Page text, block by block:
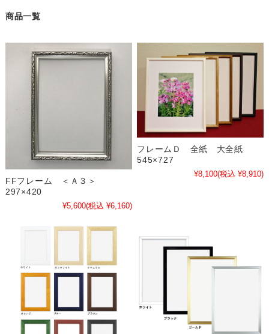
商品一覧
FFフレーム ＜Ａ３＞
297×420
¥5,600(税込 ¥6,160)
フレームＤ 全紙 大全紙
545×727
¥8,100(税込 ¥8,910)